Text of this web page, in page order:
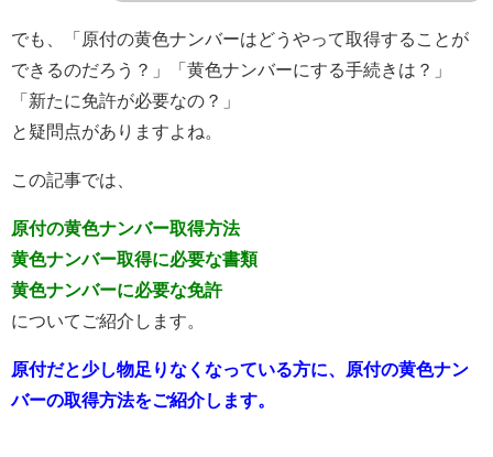
でも、「原付の黄色ナンバーはどうやって取得することが
できるのだろう？」「黄色ナンバーにする手続きは？」
「新たに免許が必要なの？」
と疑問点がありますよね。
この記事では、
原付の黄色ナンバー取得方法
黄色ナンバー取得に必要な書類
黄色ナンバーに必要な免許
についてご紹介します。
原付だと少し物足りなくなっている方に、原付の黄色ナン
バーの取得方法をご紹介します。